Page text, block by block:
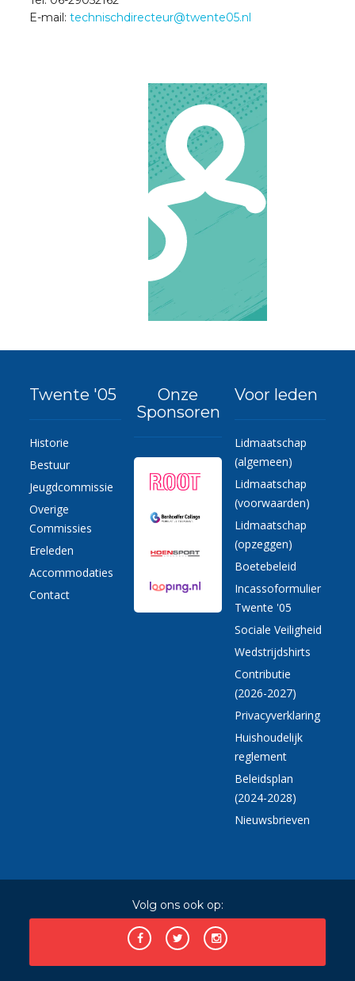
E-mail:technischdirecteur@twente05.nl
Twente '05
Historie
Bestuur
Jeugdcommissie
Overige
Commissies
Ereleden
Accommodaties
Contact
Onze
Sponsoren
Voor leden
Lidmaatschap
(algemeen)
Lidmaatschap
(voorwaarden)
Lidmaatschap
(opzeggen)
Boetebeleid
Incassoformulier
Twente '05
Sociale Veiligheid
Wedstrijdshirts
Contributie
(2026-2027)
Privacyverklaring
Huishoudelijk
reglement
Beleidsplan
(2024-2028)
Nieuwsbrieven
Volg ons ook op: